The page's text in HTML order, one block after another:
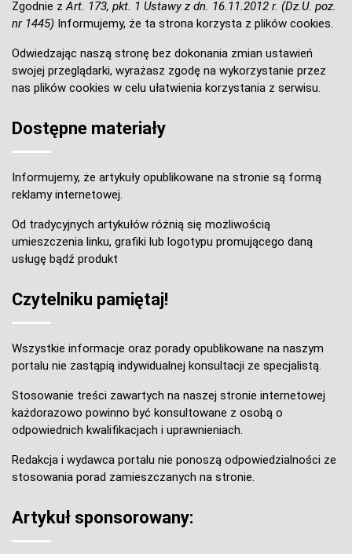
Zgodnie z Art. 173, pkt. 1 Ustawy z dn. 16.11.2012 r. (Dz.U. poz.
nr 1445) Informujemy, że ta strona korzysta z plików cookies.
Odwiedzając naszą stronę bez dokonania zmian ustawień
swojej przeglądarki, wyrażasz zgodę na wykorzystanie przez
nas plików cookies w celu ułatwienia korzystania z serwisu.
Dostępne materiały
Informujemy, że artykuły opublikowane na stronie są formą
reklamy internetowej.
Od tradycyjnych artykułów różnią się możliwością
umieszczenia linku, grafiki lub logotypu promującego daną
usługę bądź produkt
Czytelniku pamiętaj!
Wszystkie informacje oraz porady opublikowane na naszym
portalu nie zastąpią indywidualnej konsultacji ze specjalistą.
Stosowanie treści zawartych na naszej stronie internetowej
każdorazowo powinno być konsultowane z osobą o
odpowiednich kwalifikacjach i uprawnieniach.
Redakcja i wydawca portalu nie ponoszą odpowiedzialności ze
stosowania porad zamieszczanych na stronie.
Artykuł sponsorowany: